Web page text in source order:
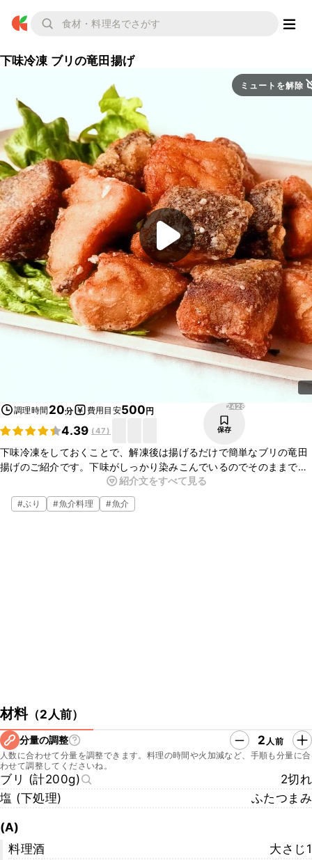
下味冷凍 ブリの竜田揚げ
ミュートを解除
調理時間 20分 費用目安500円
4.39 (47)
2428
保存
下味冷凍をしておくことで、解凍後は揚げるだけで簡単なブリの竜田
揚げのご紹介です。下味がしっかり染みこんでいるのでそのままでお
いしくいただけます。おかずにはもちろん、お酒のおつまみにもピッ
タリですよ。ぜひ、お試しくださいね。
紹介文をすべて見る
#ぶり #魚介料理 #魚介
材料（2人前）
分量の調整 2 人前
人数に合わせて分量を調整できます。料理の時間や火加減など、手順も分量に合
わせて調整してくださいね。
ブリ (計200g)
2切れ
塩 (下処理)
ふたつまみ
(A)
料理酒
大さじ1